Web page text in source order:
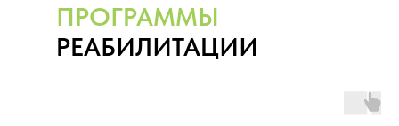
ПРОГРАММЫ
РЕАБИЛИТАЦИИ